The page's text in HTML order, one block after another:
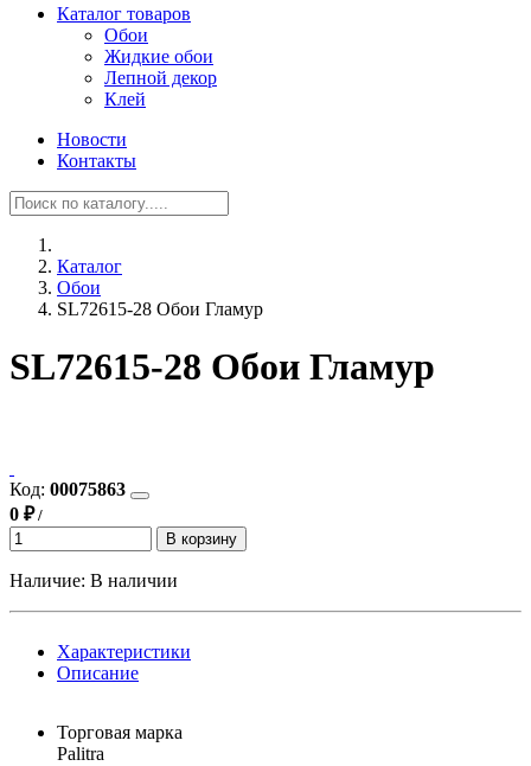
Каталог товаров
Обои
Жидкие обои
Лепной декор
Клей
Новости
Контакты
Каталог
Обои
SL72615-28 Обои Гламур
SL72615-28 Обои Гламур
Код: 00075863
0 ₽/
В корзину
Наличие: В наличии
Характеристики
Описание
Торговая марка
Palitra